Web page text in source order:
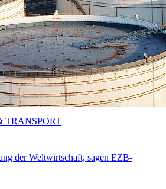
der Weltwirtschaft, sagen EZB-
TRANSPORT